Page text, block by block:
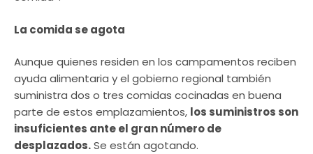
La comida se agota
Aunque quienes residen en los campamentos reciben
ayuda alimentaria y el gobierno regional también
suministra dos o tres comidas cocinadas en buena
parte de estos emplazamientos, los suministros son
insuficientes ante el gran número de
desplazados.Se están agotando.